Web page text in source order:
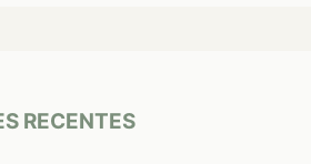
RECENTES